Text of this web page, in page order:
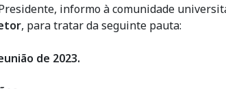
informo à comunidade
, para tratar da seguinte pauta:
de 2023.